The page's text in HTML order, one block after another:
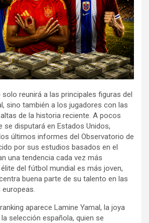
solo reunirá a las principales figuras del
sino también a los jugadores con las
de la historia reciente. A pocos
se disputará en Estados Unidos,
últimos informes del Observatorio de
por sus estudios basados en el
una tendencia cada vez más
del fútbol mundial es más joven,
buena parte de su talento en las
aparece Lamine Yamal, la joya
selección española, quien se